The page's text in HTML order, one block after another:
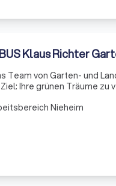
Klaus Richter
Team von Garten- und
Ihre grünen Träume zu
Nieheim